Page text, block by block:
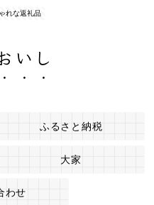
れな返礼品
いし
ふるさと納税
大家
わせ